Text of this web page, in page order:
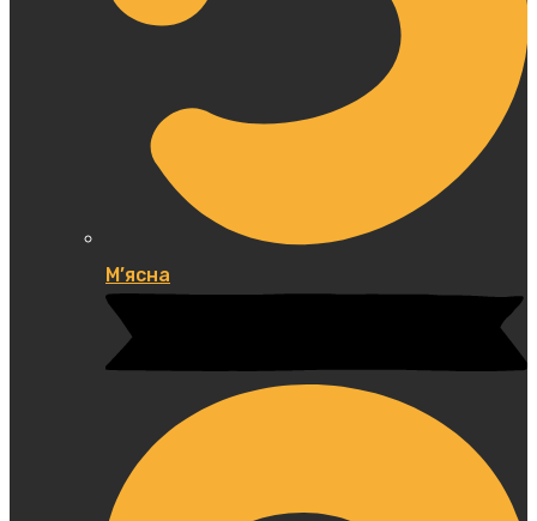
М’ясна